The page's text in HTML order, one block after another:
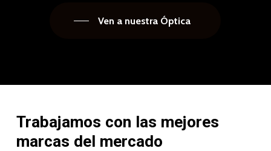
Ven a nuestra Óptica
Trabajamos con las mejores
marcas del mercado